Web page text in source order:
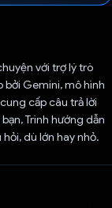
với trợ lý trò
bởi Gemini, mô hình
cấp câu trả lời
Trình hướng dẫn
dù lớn hay nhỏ.